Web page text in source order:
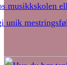
musikkskolen
unik